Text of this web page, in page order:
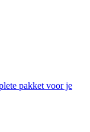
pakket voor je